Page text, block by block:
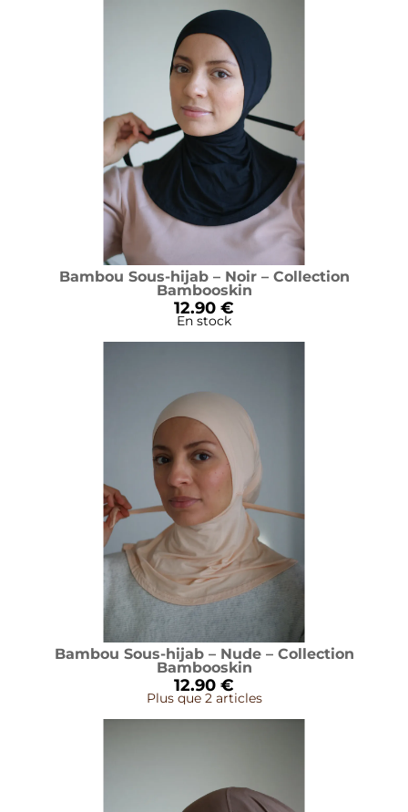
Bambou Sous-hijab – Noir – Collection
Bambooskin
12.90 €
En stock
Bambou Sous-hijab – Nude – Collection
Bambooskin
12.90 €
Plus que 2 articles